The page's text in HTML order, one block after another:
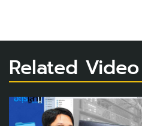
Related Video